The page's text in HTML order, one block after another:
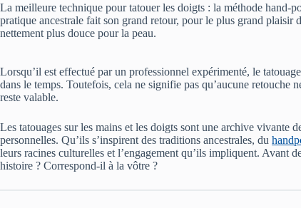
La meilleure technique pour tatouer les doigts : la méthode hand-
pratique ancestrale fait son grand retour, pour le plus grand plaisir
nettement plus douce pour la peau.
Lorsqu’il est effectué par un professionnel expérimenté, le
dans le temps. Toutefois, cela ne signifie pas qu’aucune retouche
reste valable.
Les tatouages sur les mains et les doigts sont une archive vivante
personnelles. Qu’ils s’inspirent des traditions ancestrales, du
leurs racines culturelles et l’engagement qu’ils impliquent. Avant
histoire ? Correspond-il à la vôtre ?